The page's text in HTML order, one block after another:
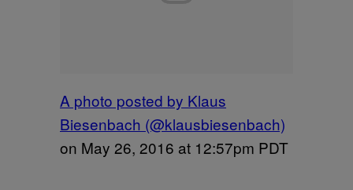
A photo posted by Klaus
Biesenbach (@klausbiesenbach)
on May 26, 2016 at 12:57pm PDT